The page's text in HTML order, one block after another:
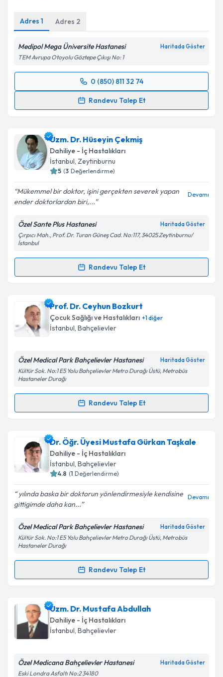
Adres 1 Adres 2
Medipol Mega Üniversite Hastanesi Haritada Göster
TEM Avrupa Otoyolu Göztepe Çıkışı No: 1
0 (850) 811 32 74
Randevu Talep Et
Randevu Takvimi Talebi
almanız için bir takvim hazırlandığında e-posta ile
bilgilendireceğiz.
E-posta Adresiniz
Metni'ni okudum ve kişisel verilerimin belirtilen
kapsamda işlenmesini kabul ediyorum.
Takvim Talebini Gönder
Uzm. Dr. Hüseyin Çekmiş
Dahiliye - İç Hastalıkları
İstanbul, Zeytinburnu
5 (3 Değerlendirme)
Mükemmel bir doktor, işini gerçekten severek yapan
ender doktorlardan biri,...
Devamı
Özel Sante Plus Hastanesi Haritada Göster
Çırpıcı Mah., Prof. Dr. Turan Güneş Cad. No:117, 34025 Zeytinburnu/
İstanbul
Randevu Talep Et
Randevu Takvimi Talebi
Uzm. Dr. Hüseyin Çekmişiçin randevu takvimi talebi
oluşturun. Size bu uzmandan randevu almanız için bir
takvim hazırlandığında e-posta ile bilgilendireceğiz.
Kişisel verilerimin işlenmesine ilişkinAydınlatma
'ni okudum ve kişisel verilerimin belirtilen
kapsamda işlenmesini kabul ediyorum.
Takvim Talebini Gönder
Prof. Dr. Ceyhun Bozkurt
Çocuk Sağlığı ve Hastalıkları +1diğer
İstanbul, Bahçelievler
Özel Medical Park Bahçelievler Hastanesi Haritada Göster
Kültür Sok. No:1 E5 Yolu Bahçelievler Metro Durağı Üstü, Metrobüs
Hastaneler Durağı
Randevu Talep Et
Randevu Takvimi Talebi
Prof. Dr. Ceyhun Bozkurtiçin randevu takvimi talebi
oluşturun. Size bu uzmandan randevu almanız için bir
takvim hazırlandığında e-posta ile bilgilendireceğiz.
Kişisel verilerimin işlenmesine ilişkin
Aydınlatma
Metni'ni okudum ve kişisel verilerimin belirtilen
kapsamda işlenmesini kabul ediyorum.
Takvim Talebini Gönder
Dr. Öğr. Üyesi Mustafa Gürkan Taşkale
Dahiliye - İç Hastalıkları
İstanbul, Bahçelievler
4.8 (1 Değerlendirme)
yılında baska bir doktorun yönlendirmesiyle kendisine
gittigimde daha kan...
Devamı
Özel Medical Park Bahçelievler Hastanesi Haritada Göster
Kültür Sok. No:1 E5 Yolu Bahçelievler Metro Durağı Üstü, Metrobüs
Hastaneler Durağı
Randevu Talep Et
Randevu Takvimi Talebi
Dr. Öğr. Üyesi Mustafa Gürkan Taşkale
randevu takvimi talebi oluşturun. Size bu uzmandan
randevu almanız için bir takvim hazırlandığında e-
posta ile bilgilendireceğiz.
Uzm. Dr. Mustafa Abdullah
Dahiliye - İç Hastalıkları
İstanbul, Bahçelievler
Özel Medicana Bahçelievler Hastanesi Haritada Göster
Eski Londra Asfaltı No:2 34180